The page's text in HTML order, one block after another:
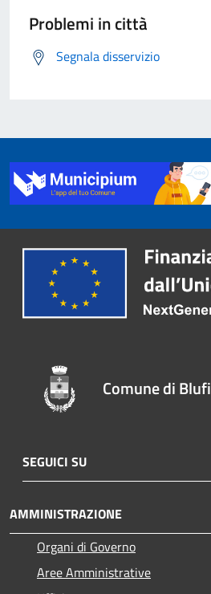
Problemi in città
Segnala disservizio
Comune di Blufi
SEGUICI SU
AMMINISTRAZIONE
Organi di Governo
Aree Amministrative